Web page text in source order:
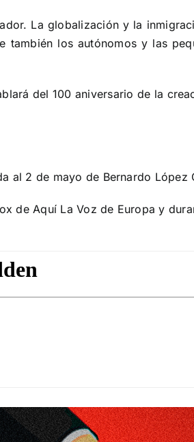
La globalización y la
los autónomos y las
del 100 aniversario de la
al 2 de mayo de Bernardo López
de Aquí La Voz de Europa y